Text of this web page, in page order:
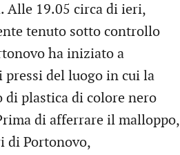
Alle 19.05 circa di ieri,
tenuto sotto controllo
ha iniziato a
pressi del luogo in cui la
di plastica di colore nero
di afferrare il malloppo,
di Portonovo,